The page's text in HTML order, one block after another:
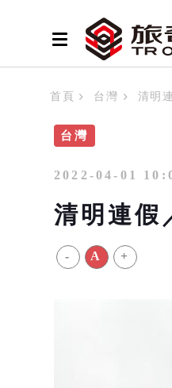
首頁 台灣 清明
台灣
2022-04-01
清明連
- A +